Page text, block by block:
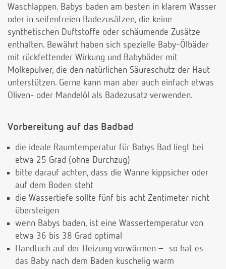
Waschlappen. Babys baden am besten in klarem Wasser
oder in seifenfreien Badezusätzen, die keine
synthetischen Duftstoffe oder schäumende Zusätze
enthalten. Bewährt haben sich spezielle Baby-Ölbäder
mit rückfettender Wirkung und Babybäder mit
Molkepulver, die den natürlichen Säureschutz der Haut
unterstützen. Gerne kann man aber auch einfach etwas
Oliven- oder Mandelöl als Badezusatz verwenden.
Vorbereitung auf das Badbad
die ideale Raumtemperatur für Babys Bad liegt bei
etwa 25 Grad (ohne Durchzug)
bitte darauf achten, dass die Wanne kippsicher oder
auf dem Boden steht
die Wassertiefe sollte fünf bis acht Zentimeter nicht
übersteigen
wenn Babys baden, ist eine Wassertemperatur von
etwa 36 bis 38 Grad optimal
Handtuch auf der Heizung vorwärmen – so hat es
das Baby nach dem Baden kuschelig warm